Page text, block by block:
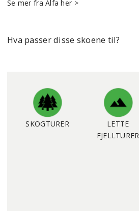
Se mer fra Alfa her >
Hva passer disse skoene til?
SKOGTURER
LETTE
FJELLTURER